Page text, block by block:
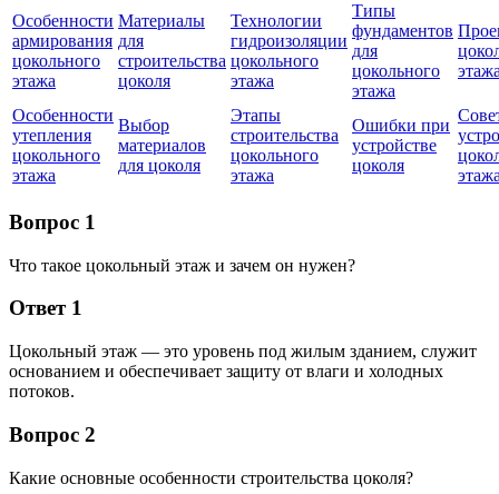
Особенности
армирования
цокольного
этажа
Материалы
для
строительства
цоколя
Технологии
гидроизоляции
цокольного
этажа
Типы
фундаментов
для
цокольного
этажа
Особенности
утепления
цокольного
этажа
Выбор
материалов
для цоколя
Этапы
строительства
цокольного
этажа
Ошибки при
устройстве
цоколя
Вопрос 1
Что такое цокольный этаж и зачем он нужен?
Ответ 1
Цокольный этаж — это уровень под жилым зданием, служит
основанием и обеспечивает защиту от влаги и холодных
потоков.
Вопрос 2
Какие основные особенности строительства цоколя?